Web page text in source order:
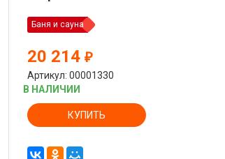
Баня и сауна
20 214₽
Артикул: 00001330
В НАЛИЧИИ
КУПИТЬ